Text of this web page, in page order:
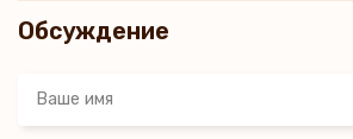
Обсуждение